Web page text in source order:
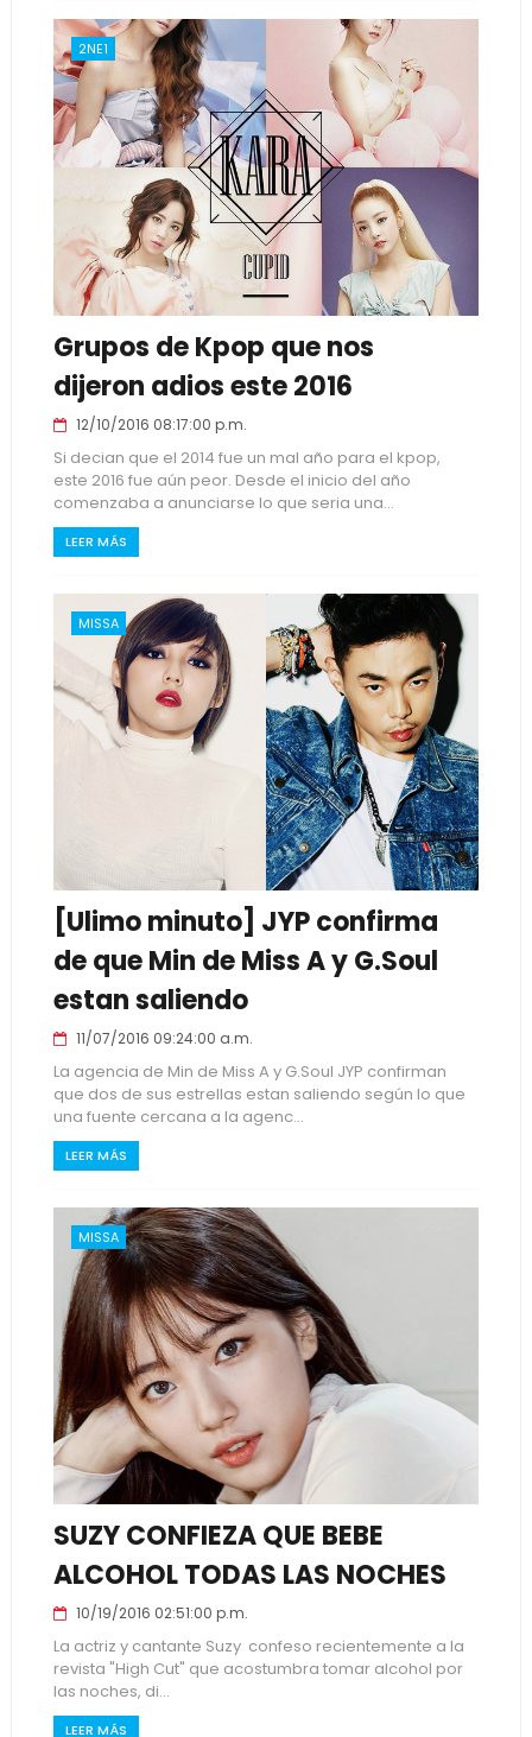
2NE1
Grupos de Kpop que nos
dijeron adios este 2016
12/10/2016 08:17:00 p.m.
Si decian que el 2014 fue un mal año para el kpop,
este 2016 fue aún peor. Desde el inicio del año
comenzaba a anunciarse lo que seria una...
LEER MÁS
MISSA
[Ulimo minuto] JYP confirma
de que Min de Miss A y G.Soul
estan saliendo
11/07/2016 09:24:00 a.m.
La agencia de Min de Miss A y G.Soul JYP confirman
que dos de sus estrellas estan saliendo según lo que
una fuente cercana a la agenc...
LEER MÁS
MISSA
SUZY CONFIEZA QUE BEBE
ALCOHOL TODAS LAS NOCHES
10/19/2016 02:51:00 p.m.
La actriz y cantante Suzy confeso recientemente a la
revista "High Cut" que acostumbra tomar alcohol por
las noches, di...
LEER MÁS